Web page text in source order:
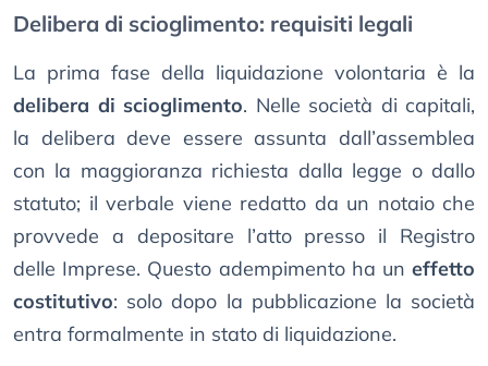
Delibera di scioglimento: requisiti legali
La prima fase della liquidazione volontaria è la
delibera di scioglimento. Nelle società di capitali,
la delibera deve essere assunta dall’assemblea
con la maggioranza richiesta dalla legge o dallo
statuto; il verbale viene redatto da un notaio che
provvede a depositare l’atto presso il Registro
delle Imprese. Questo adempimento ha un effetto
costitutivo: solo dopo la pubblicazione la società
entra formalmente in stato di liquidazione.